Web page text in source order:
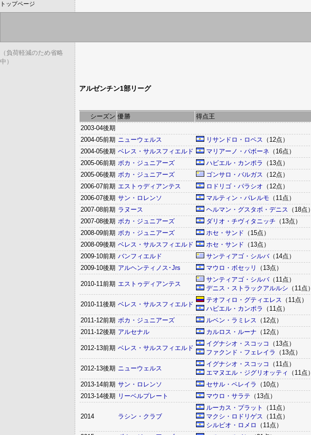
トップページ
（負荷軽減のため省略
中）
アルゼンチン1部リーグ
シーズン 優勝 得点王
2003-04後期
2004-05前期 ニューウェルス リサンドロ・ロペス （12点）
2004-05後期 ベレス・サルスフィエルド マリアーノ・パボーネ （16点）
2005-06前期 ボカ・ジュニアーズ ハビエル・カンポラ （13点）
2005-06後期 ボカ・ジュニアーズ ゴンサロ・バルガス （12点）
2006-07前期 エストゥディアンテス ロドリゴ・パラシオ （12点）
2006-07後期 サン・ロレンソ マルティン・パレルモ （11点）
2007-08前期 ラヌース ヘルマン・グスタボ・デニス （18点）
2007-08後期 ボカ・ジュニアーズ ダリオ・チヴィタニッチ （13点）
2008-09前期 ボカ・ジュニアーズ ホセ・サンド （15点）
2008-09後期 ベレス・サルスフィエルド ホセ・サンド （13点）
2009-10前期 バンフィエルド サンティアゴ・シルバ（14点）
2009-10後期 アルヘンティノス･Jrs マウロ・ボセッリ （13点）
2010-11前期 エストゥディアンテス
サンティアゴ・シルバ（11点）
デニス・ストラックアルルシ （11点）
2010-11後期 ベレス・サルスフィエルド
テオフィロ・グティエレス （11点）
ハビエル・カンポラ
（11点）
2011-12前期 ボカ・ジュニアーズ ルベン・ラミレス （12点）
2011-12後期 アルセナル カルロス・ルーナ （12点）
2012-13前期 ベレス・サルスフィエルド
イグナシオ・スコッコ
（13点）
ファクンド・フェレイラ
（13点）
2012-13後期 ニューウェルス
イグナシオ・スコッコ
（11点）
エマヌエル・ジグリオッティ
（11点）
2013-14前期 サン・ロレンソ セサル・ペレイラ （10点）
2013-14後期 リーベルプレート マウロ・サラテ （13点）
2014 ラシン・クラブ
ルーカス・プラット
（11点）
マクシ・ロドリゲス （11点）
シルビオ・ロメロ
（11点）